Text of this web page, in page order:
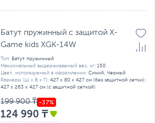
Батут пружинный с защитой X-
Game kids XGK-14W
Тип: Батут пружинный
Максимальный выдерживаемый вес, кг: 150
Цвет, используемый в оформлении: Синий; Черный
Размеры (Ш х В х Г): 427 х 80 х 427 см (без защитной сетки);
427 х 263 х 427 см (с защитной сеткой)
199 900 ₸
124 990 ₸